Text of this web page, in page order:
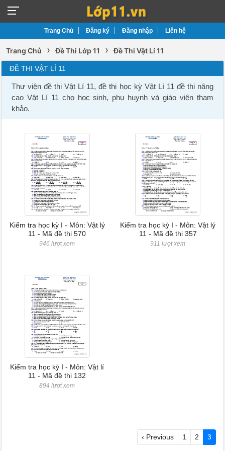
Trang Chủ Đăng ký Đăng nhập Liên hệ
Trang Chủ › Đề Thi Lớp 11 › Đề Thi Vật Lí 11
ĐỀ THI VẬT LÍ 11
Thư viện đề thi Vật Lí 11, đề thi học kỳ Vật Lí 11 đề thi nâng
cao Vật Lí 11 cho học sinh, phụ huynh và giáo viên tham
khảo.
Kiểm tra học kỳ I - Môn: Vật lý
11 - Mã đề thi 570
946 lượt xem
Kiểm tra học kỳ I - Môn: Vật lý
11 - Mã đề thi 357
911 lượt xem
Kiểm tra học kỳ I - Môn: Vật lí
11 - Mã đề thi 132
894 lượt xem
‹ Previous 1 2 3